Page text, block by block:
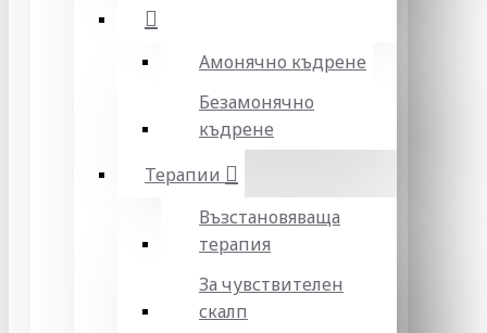
Амонячно къдрене
Безамонячно
къдрене
Терапии
Възстановяваща
терапия
За чувствителен
скалп